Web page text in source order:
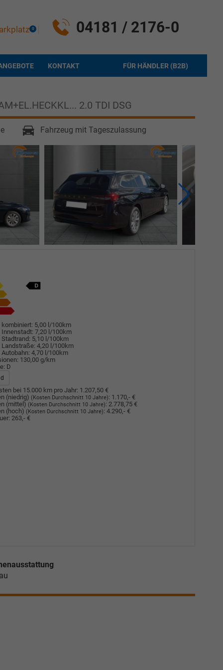
04181 / 2176-0
0
FÜR HÄNDLER (B2B)
KONTAKT
2.0 TDI DSG
Fahrzeug mit Tageszulassung
5,00 l/100km
7,20 l/100km
5,10 l/100km
4,20 l/100km
4,70 l/100km
130,00 g/km
D
bei 15.000 km pro Jahr: 1.207,50 €
(niedrig) (Kosten Durchschnitt 10 Jahre): 1.170,- €
(mittel) (Kosten Durchschnitt 10 Jahre): 2.778,75 €
(hoch) (Kosten Durchschnitt 10 Jahre): 4.290,- €
263,- €